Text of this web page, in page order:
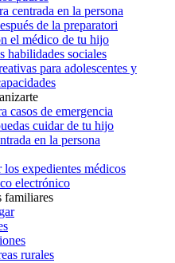
centrada en la persona
de la preparatori
el médico de tu hijo
habilidades sociales
para adolescentes y
casos de emergencia
cuidar de tu hijo
en la persona
expedientes médicos
electrónico
familiares
rurales